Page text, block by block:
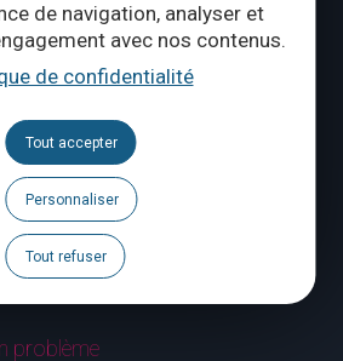
de navigation, analyser et
avec nos contenus.
de confidentialité
Tout accepter
Personnaliser
Tout refuser
nous
problème